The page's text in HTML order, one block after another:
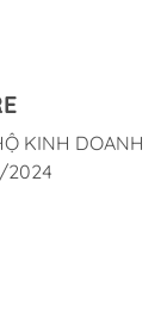
KINH DOANH
2024